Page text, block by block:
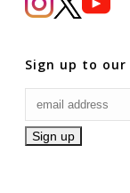
Sign up to